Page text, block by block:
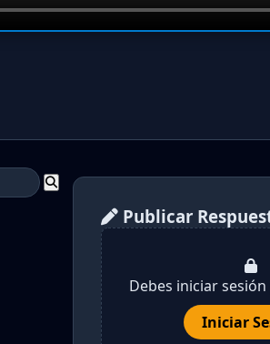
Publicar
Debes iniciar
Iniciar